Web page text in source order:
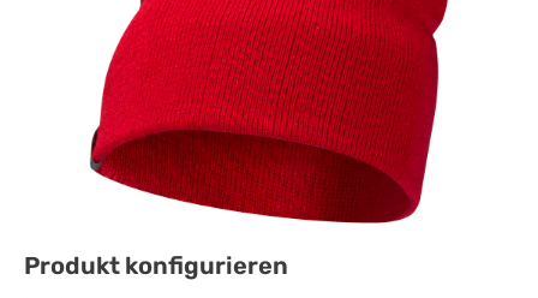
Produkt konfigurieren